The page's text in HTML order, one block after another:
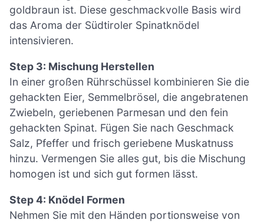
goldbraun ist. Diese geschmackvolle Basis wird
das Aroma der Südtiroler Spinatknödel
intensivieren.
Step 3: Mischung Herstellen
In einer großen Rührschüssel kombinieren Sie die
gehackten Eier, Semmelbrösel, die angebratenen
Zwiebeln, geriebenen Parmesan und den fein
gehackten Spinat. Fügen Sie nach Geschmack
Salz, Pfeffer und frisch geriebene Muskatnuss
hinzu. Vermengen Sie alles gut, bis die Mischung
homogen ist und sich gut formen lässt.
Step 4: Knödel Formen
Nehmen Sie mit den Händen portionsweise von